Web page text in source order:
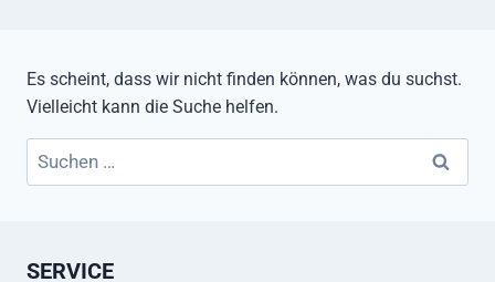
Es scheint, dass wir nicht finden können, was du suchst.
Vielleicht kann die Suche helfen.
Suchen
nach:
SERVICE